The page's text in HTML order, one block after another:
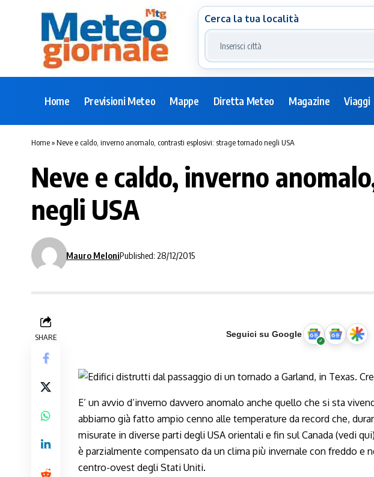
Cerca la tua località
Home Previsioni Meteo Mappe Diretta Meteo Magazine Viaggi
Home»Neve e caldo, inverno anomalo, contrasti esplosivi: strage tornado negli USA
Neve e caldo, inverno
negli USA
Mauro MeloniPublished: 28/12/2015
SHARE Seguici su Google
E’ un avvio d’inverno davvero anomalo anche quello che si sta
abbiamo già fatto ampio cenno alle temperature da record che,
misurate in diverse parti degli USA orientali e fin sul Canada (vedi qui
è parzialmente compensato da un clima più invernale con freddo e
centro-ovest degli Stati Uniti.